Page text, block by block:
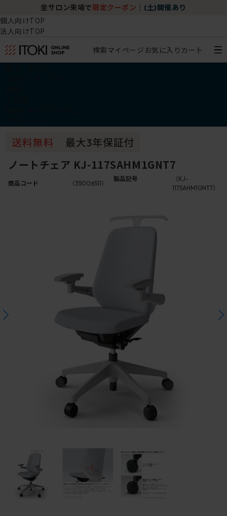
坐サロン来場で 限定クーポン (土)開催あり
個人向けTOP
法人向けTOP
検索マイページ お気に入り カート
ノートチェア KJ-117SAHM1GNT7
商品コード （35006511）
製品記号
（KJ-
117SAHM1GNT7）